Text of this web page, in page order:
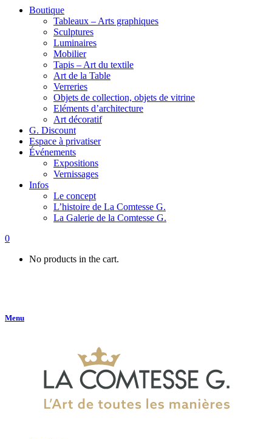
Boutique
Tableaux – Arts graphiques
Sculptures
Luminaires
Mobilier
Tapis – Art du textile
Art de la Table
Verreries
Objets de collection, objets de vitrine
Eléments d’architecture
Art décoratif
G. Discount
Espace à privatiser
Événements
Expositions
Vernissages
Infos
Le concept
L’histoire de La Comtesse G.
La Galerie de la Comtesse G.
0
No products in the cart.
Menu